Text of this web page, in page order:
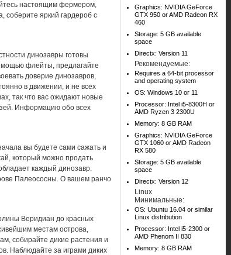
настоящим фермером,
соберите яркий гардероб с
динозавры готовы
флейты, предлагайте
доверие динозавров,
в движении, и не всех
так что вас ожидают новые
Информацию обо всех
вы будете сами сажать и
который можно продать
каждый динозавр.
Палеососны. О вашем ранчо
Веридиан до красных
местам острова,
собирайте дикие растения и
Наблюдайте за играми диких
Graphics: NVIDIA GeForce
GTX 950 or AMD Radeon RX
460
Storage: 5 GB available
space
Directx: Version 11
Рекомендуемые:
Requires a 64-bit processor
and operating system
OS: Windows 10 or 11
Processor: Intel i5-8300H or
AMD Ryzen 3 2300U
Memory: 8 GB RAM
Graphics: NVIDIA GeForce
GTX 1060 or AMD Radeon
RX 580
Storage: 5 GB available
space
Directx: Version 12
Linux
Минимальные:
OS: Ubuntu 16.04 or similar
Linux distribution
Processor: Intel i5-2300 or
AMD Phenom II 830
Memory: 8 GB RAM